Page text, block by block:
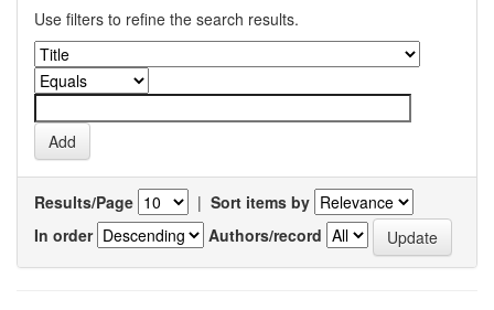
Use filters to refine the search results.
Results/Page | Sort items by
In order
Authors/record